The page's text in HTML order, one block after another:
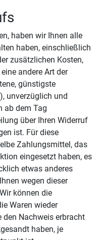
haben wir Ihnen alle
haben, einschließlich
zusätzlichen Kosten,
andere Art der
günstigste
unverzüglich und
ab dem Tag
über Ihren Widerruf
ist. Für diese
Zahlungsmittel, das
eingesetzt haben, es
etwas anderes
wegen dieser
können die
Waren wieder
den Nachweis erbracht
haben, je